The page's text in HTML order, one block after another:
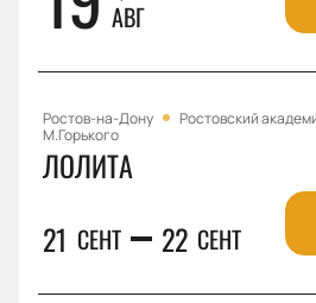
АВГ
Ростов-на-Дону
Ростовский
М.Горького
ЛОЛИТА
21 СЕНТ 22 СЕНТ